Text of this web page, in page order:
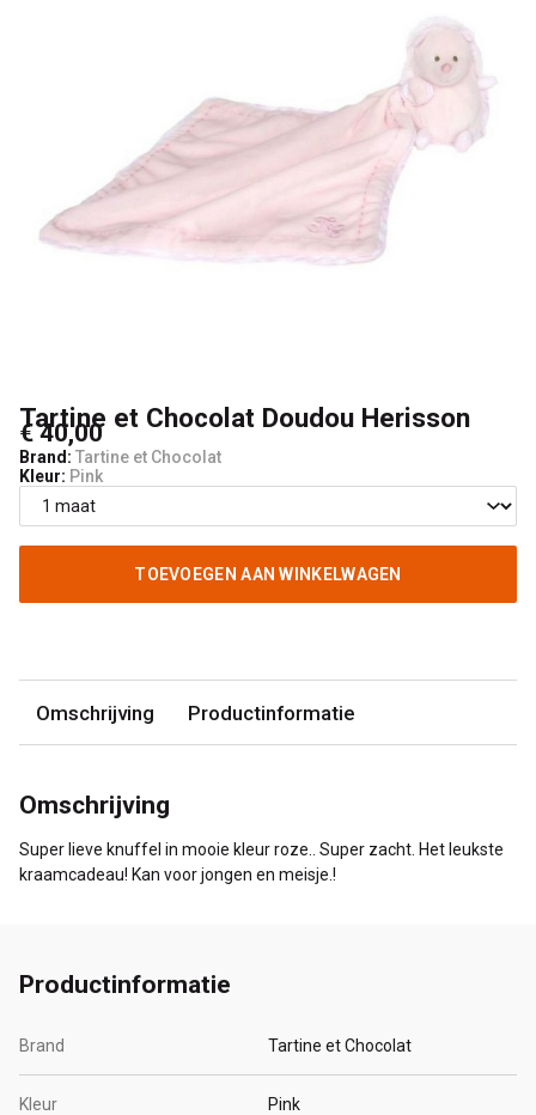
Tartine et Chocolat Doudou Herisson
€ 40,00
Brand: Tartine et Chocolat
Kleur: Pink
TOEVOEGEN AAN WINKELWAGEN
Omschrijving Productinformatie
Omschrijving
Super lieve knuffel in mooie kleur roze.. Super zacht. Het leukste
kraamcadeau! Kan voor jongen en meisje.!
Productinformatie
Brand Tartine et Chocolat
Kleur Pink